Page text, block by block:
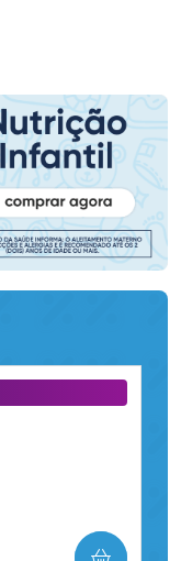
COMPRAR